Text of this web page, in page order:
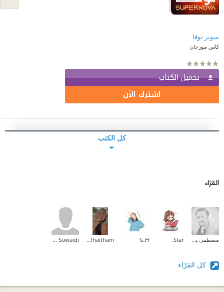
سوبر نوفا
كاس مورجان
تحميل الكتاب
اشترك الآن
كل الكتب
القرّاء
Star.
G.H
كل القرّاء